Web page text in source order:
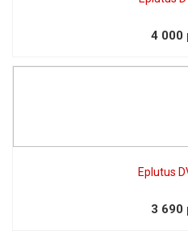
4 000
Eplutus
3 690